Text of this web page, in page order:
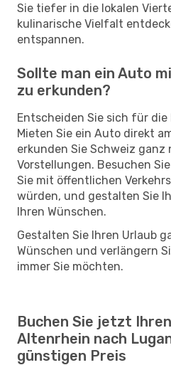
Sie tiefer in die lokalen
kulinarische Vielfalt
entspannen.
Sollte man ein Auto
zu erkunden?
Entscheiden Sie sich für
Mieten Sie ein Auto direkt
erkunden Sie Schweiz ganz
Vorstellungen. Besuchen
Sie mit öffentlichen
würden, und gestalten Sie
Ihren Wünschen.
Gestalten Sie Ihren Urlaub
Wünschen und verlängern
immer Sie möchten.
Buchen Sie jetzt
Altenrhein nach
günstigen Preis